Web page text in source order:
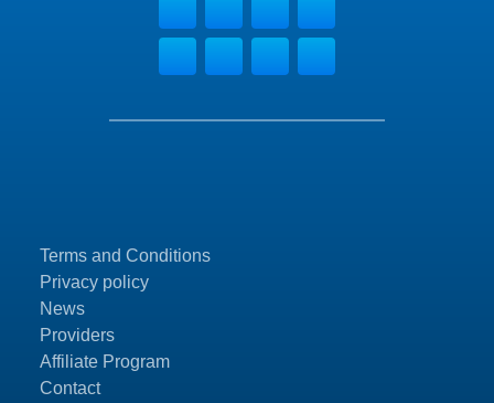
Terms and Conditions
Privacy policy
News
Providers
Affiliate Program
Contact